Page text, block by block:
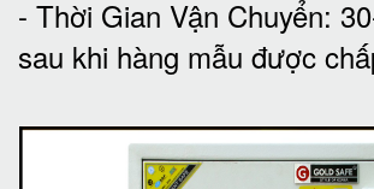
- Thời Gian Vận Chuyển:
sau khi hàng mẫu được